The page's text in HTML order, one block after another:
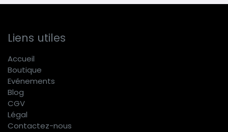
Liens utiles
Accueil
Boutique
Evénements
Blog
CGV
Légal
Contactez-nous